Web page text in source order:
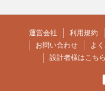
運営会社 利用規約
お問い合わせ
よ
設計者様はこちら